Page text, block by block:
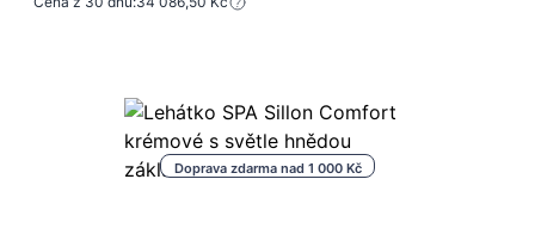
Doprava zdarma nad 1 000 Kč